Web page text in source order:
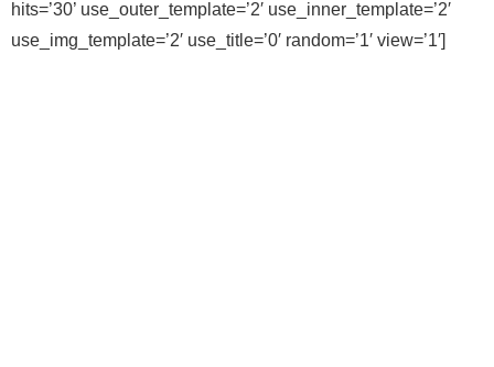
hits=’30’ use_outer_template=’2′ use_inner_template=’2′
use_img_template=’2′ use_title=’0′ random=’1′ view=’1′]